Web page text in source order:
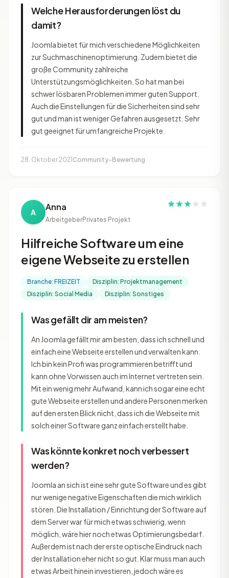
Welche Herausforderungen löst du
damit?
Joomla bietet für mich verschiedene Möglichkeiten
zur Suchmaschinenoptimierung. Zudem bietet die
große Community zahlreiche
Unterstützungsmöglichkeiten. So hat man bei
schwer lösbaren Problemen immer guten Support.
Auch die Einstellungen für die Sicherheiten sind sehr
gut und man ist weniger Gefahren ausgesetzt. Sehr
gut geeignet für umfangreiche Projekte.
28. Oktober 2021 Community-Bewertung
A Anna
ArbeitgeberPrivates Projekt
Hilfreiche Software um eine
eigene Webseite zu erstellen
Branche: FREIZEIT
Disziplin: Projektmanagement
Disziplin: Social Media
Disziplin: Sonstiges
Was gefällt dir am meisten?
An Joomla gefällt mir am besten, dass ich schnell und
einfach eine Webseite erstellen und verwalten kann.
Ich bin kein Profi was programmieren betrifft und
kann ohne Vorwissen auch im Internet vertreten sein.
Mit ein wenig mehr Aufwand, kann ich sogar eine echt
gute Webseite erstellen und andere Personen merken
auf den ersten Blick nicht, dass ich die Webseite mit
solch einer Software ganz einfach erstellt habe.
Was könnte konkret noch verbessert
werden?
Joomla an sich ist eine sehr gute Software und es gibt
nur wenige negative Eigenschaften die mich wirklich
stören. Die Installation / Einrichtung der Software auf
dem Server war für mich etwas schwierig, wenn
möglich, wäre hier noch etwas Optimierungsbedarf.
Außerdem ist nach der erste optische Eindruck nach
der Installation eher nicht so gut. Klar muss man auch
etwas Arbeit hinein investieren, jedoch wäre es